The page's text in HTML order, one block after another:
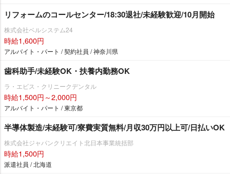
リフォームのコールセンター/18:30退社/未経験歓迎/10月開始
株式会社ベルシステム24
時給1,600円
アルバイト・パート / 契約社員 / 神奈川県
歯科助手/未経験OK・扶養内勤務OK
ラ・エビス・クリニークデンタル
時給1,500円～2,000円
アルバイト・パート / 東京都
半導体製造/未経験可/寮費実質無料/月収30万円以上可/日払いOK
株式会社ジャパンクリエイト北日本事業統括部
時給1,500円
派遣社員 / 北海道